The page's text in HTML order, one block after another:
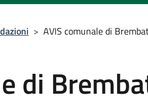
> AVIS comunale di
di